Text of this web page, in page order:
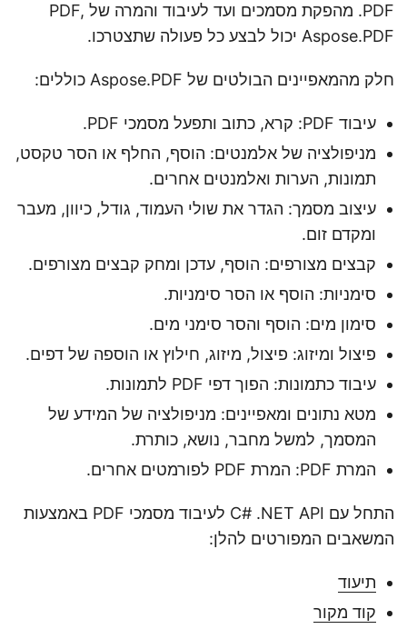
PDF. מהפקת מסמכים ועד לעיבוד והמרה של PDF,
Aspose.PDF יכול לבצע כל פעולה שתצטרכו.
חלק מהמאפיינים הבולטים של Aspose.PDF כוללים:
עיבוד PDF: קרא, כתוב ותפעל מסמכי PDF.
מניפולציה של אלמנטים: הוסף, החלף או הסר טקסט,
תמונות, הערות ואלמנטים אחרים.
עיצוב מסמך: הגדר את שולי העמוד, גודל, כיוון, מעבר
ומקדם זום.
קבצים מצורפים: הוסף, עדכן ומחק קבצים מצורפים.
סימניות: הוסף או הסר סימניות.
סימון מים: הוסף והסר סימני מים.
פיצול ומיזוג: פיצול, מיזוג, חילוץ או הוספה של דפים.
עיבוד כתמונות: הפוך דפי PDF לתמונות.
מטא נתונים ומאפיינים: מניפולציה של המידע של
המסמך, למשל מחבר, נושא, כותרת.
המרת PDF: המרת PDF לפורמטים אחרים.
התחל עם C# .NET API לעיבוד מסמכי PDF באמצעות
המשאבים המפורטים להלן:
תיעוד
קוד מקור